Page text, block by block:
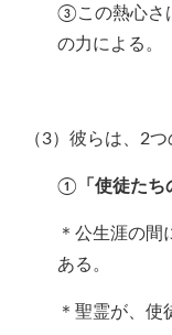
③この熱心さ
の力による。
（3）彼らは、2
① 「使徒たち
＊公生涯の
ある。
＊聖霊が、使